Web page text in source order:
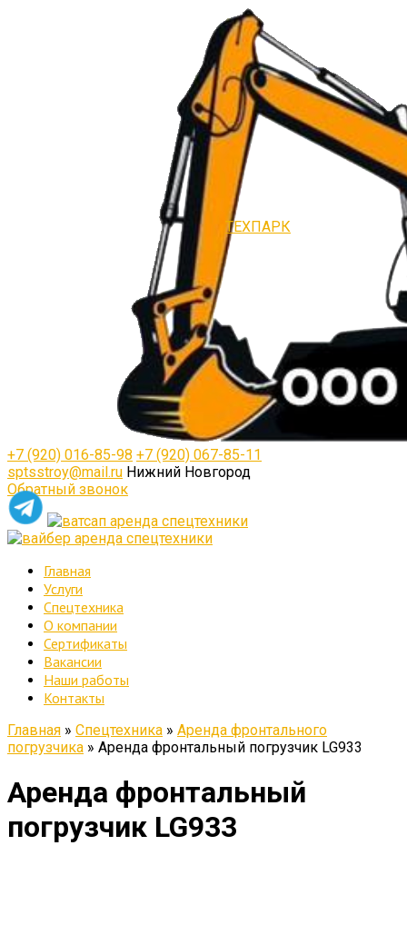
ТЕХПАРК
+7 (920) 016-85-98 +7 (920) 067-85-11
sptsstroy@mail.ru Нижний Новгород
Обратный звонок
Главная
Услуги
Спецтехника
О компании
Сертификаты
Вакансии
Наши работы
Контакты
Главная » Спецтехника » Аренда фронтального
погрузчика » Аренда фронтальный погрузчик LG933
Аренда фронтальный
погрузчик LG933